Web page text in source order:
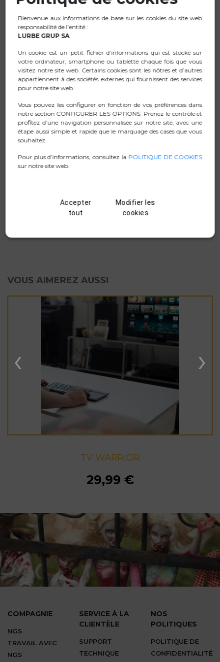
d’assistant vocal.
Contrôlez votre musique : lecture/pause, piste
précédente/suivante, d’une simple pression sur un
bouton.
Microphone intégré permettant de répondre et de
terminer les appels sans sortir le smartphone de votre
poche (fonction mains libres).
Câble de 120 cm de long qui vous permet de bouger en
toute liberté.
Connexion USB-C.
FICHE TECHNIQUE
VOUS AIMEREZ AUSSI
‹ ›
TV WARRIOR
29,99 €
TV WARRIOR
29,99 €
TV WARRIOR
29,99 €
TV WARRIOR
29,99 €
TV WARRIOR
29,99 €
TV WARRIOR
29,99 €
TV WARRIOR
29,99 €
TV WARRIOR
29,99 €
COMPAGNIE
NGS
TRAVAIL AVEC
NGS
SERVICE À LA
CLIENTÈLE
SUPPORT
TECHNIQUE
NOS
POLITIQUES
POLITIQUE DE
CONFIDENTIALITÉ
Bienvenue aux informations de base sur les cookies du site web
responsabilité de l’entité :
LURBE GRUP SA
Un cookie est un petit fichier d’informations qui est stocké sur
votre ordinateur, smartphone ou tablette chaque fois que vous
visitez notre site web. Certains cookies sont les nôtres et d’autres
appartiennent à des sociétés externes qui fournissent des services
pour notre site web.
Vous pouvez les configurer en fonction de vos préférences dans
notre section CONFIGURER LES OPTIONS. Prenez le contrôle et
profitez d’une navigation personnalisée sur notre site, avec une
étape aussi simple et rapide que le marquage des cases que vous
souhaitez.
Pour plus d’informations, consultez la POLITIQUE DE COOKIES
sur notre site web.
Accepter
tout
Modifier les
cookies